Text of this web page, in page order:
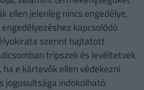
ellen jelenleg nincs engedélye,
kapcsolódó
szerint hajtatott
tripszek és levéltetvek
e kártevők ellen védekezni
jogosultsága indokolható.